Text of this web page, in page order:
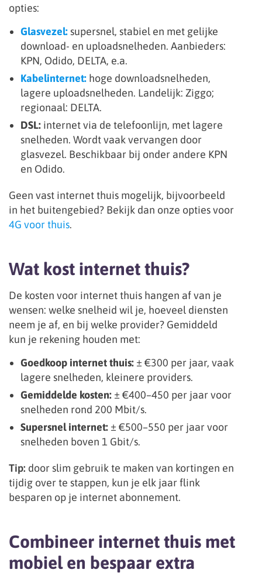
opties:
Glasvezel: supersnel, stabiel en met gelijke
download- en uploadsnelheden. Aanbieders:
KPN, Odido, DELTA, e.a.
Kabelinternet: hoge downloadsnelheden,
lagere uploadsnelheden. Landelijk: Ziggo;
regionaal: DELTA.
DSL: internet via de telefoonlijn, met lagere
snelheden. Wordt vaak vervangen door
glasvezel. Beschikbaar bij onder andere KPN
en Odido.
Geen vast internet thuis mogelijk, bijvoorbeeld
in het buitengebied? Bekijk dan onze opties voor
4G voor thuis.
Wat kost internet thuis?
De kosten voor internet thuis hangen af van je
wensen: welke snelheid wil je, hoeveel diensten
neem je af, en bij welke provider? Gemiddeld
kun je rekening houden met:
Goedkoop internet thuis: ± €300 per jaar, vaak
lagere snelheden, kleinere providers.
Gemiddelde kosten: ± €400–450 per jaar voor
snelheden rond 200 Mbit/s.
Supersnel internet: ± €500–550 per jaar voor
snelheden boven 1 Gbit/s.
Tip: door slim gebruik te maken van kortingen en
tijdig over te stappen, kun je elk jaar flink
besparen op je internet abonnement.
Combineer internet thuis met
mobiel en bespaar extra